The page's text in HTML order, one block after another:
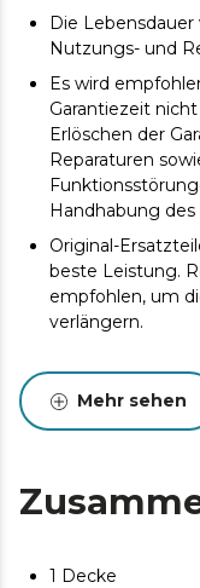
Die
Nutzungs- und
Es wird
Garantiezeit
Erlöschen der
Reparaturen
Handhabung
Original-
beste Leistung.
empfohlen, um
verlängern.
Mehr sehen
1 Decke